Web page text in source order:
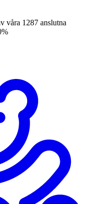
våra 1287 anslutna